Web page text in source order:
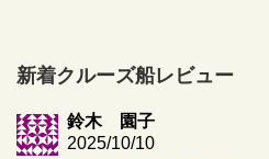
新着クルーズ船レビュー
鈴木 園子
2025/10/10